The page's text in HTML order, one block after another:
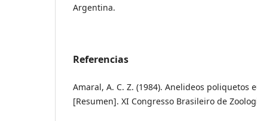
Argentina.
Referencias
Amaral, A. C. Z. (1984). Anelideos poliquetos
[Resumen]. XI Congresso Brasileiro de